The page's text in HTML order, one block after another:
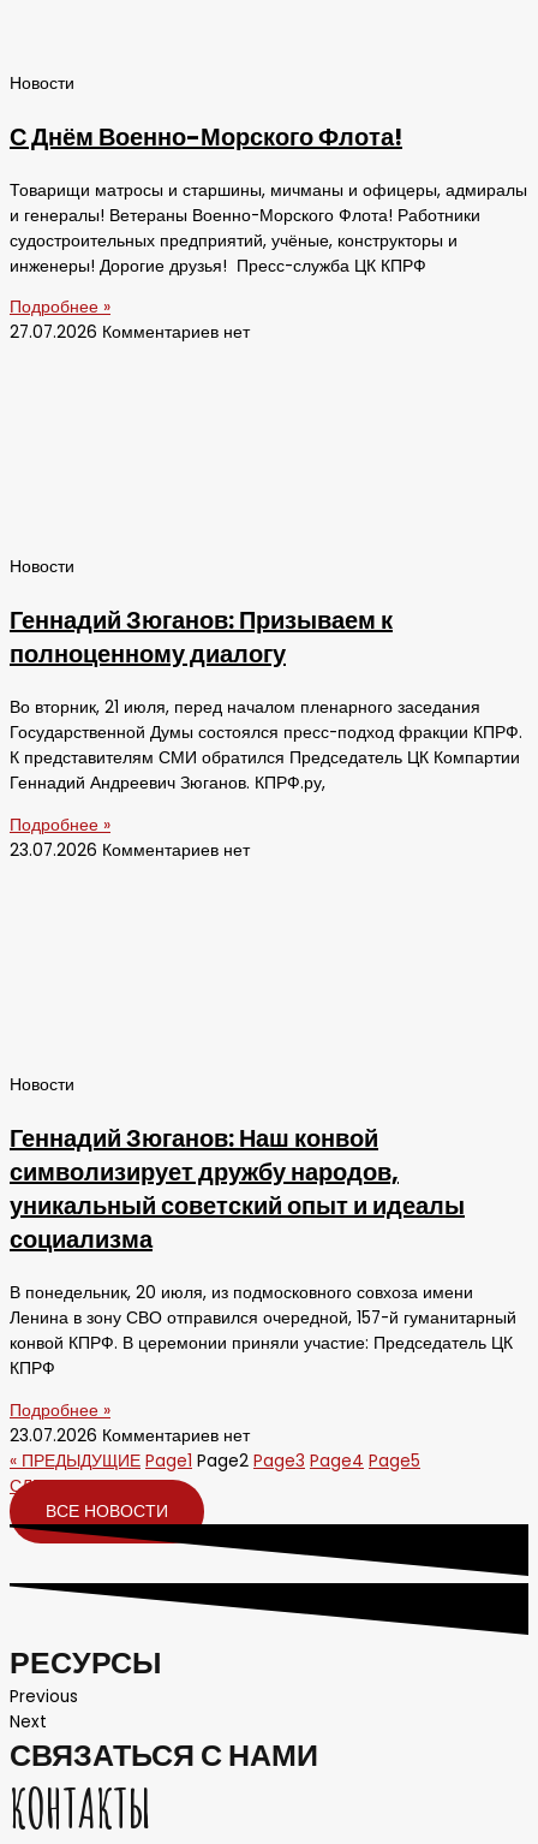
Новости
С Днём Военно-Морского Флота!
Товарищи матросы и старшины, мичманы и офицеры, адмиралы
и генералы! Ветераны Военно-Морского Флота! Работники
судостроительных предприятий, учёные, конструкторы и
инженеры! Дорогие друзья! Пресс-служба ЦК КПРФ
Подробнее »
27.07.2026 Комментариев нет
Новости
Геннадий Зюганов: Призываем к
полноценному диалогу
Во вторник, 21 июля, перед началом пленарного заседания
Государственной Думы состоялся пресс-подход фракции КПРФ.
К представителям СМИ обратился Председатель ЦК Компартии
Геннадий Андреевич Зюганов. КПРФ.ру,
Подробнее »
23.07.2026 Комментариев нет
Новости
Геннадий Зюганов: Наш конвой
символизирует дружбу народов,
уникальный советский опыт и идеалы
социализма
В понедельник, 20 июля, из подмосковного совхоза имени
Ленина в зону СВО отправился очередной, 157-й гуманитарный
конвой КПРФ. В церемонии приняли участие: Председатель ЦК
КПРФ
Подробнее »
23.07.2026 Комментариев нет
« ПРЕДЫДУЩИЕ Page1 Page2 Page3 Page4 Page5
СЛЕДУЮЩИЕ »
ВСЕ НОВОСТИ
РЕСУРСЫ
Previous
Next
СВЯЗАТЬСЯ С НАМИ
КОНТАКТЫ